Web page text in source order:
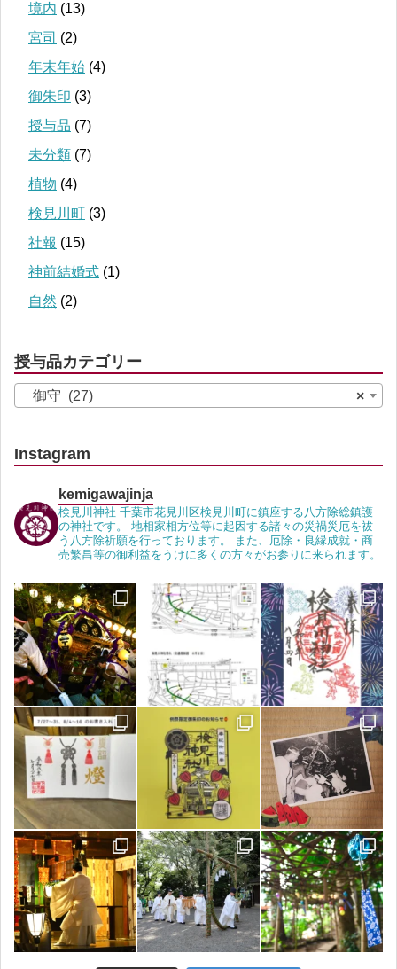
境内 (13)
宮司 (2)
年末年始 (4)
御朱印 (3)
授与品 (7)
未分類 (7)
植物 (4)
検見川町 (3)
社報 (15)
神前結婚式 (1)
自然 (2)
授与品カテゴリー
×
御守 (27)
Instagram
kemigawajinja
検見川神社 千葉市花見川区検見川町に鎮座する八方除総鎮護
の神社です。 地相家相方位等に起因する諸々の災禍災厄を祓
う八方除祈願を行っております。 また、厄除・良縁成就・商
売繁昌等の御利益をうけに多くの方々がお参りに来られます。